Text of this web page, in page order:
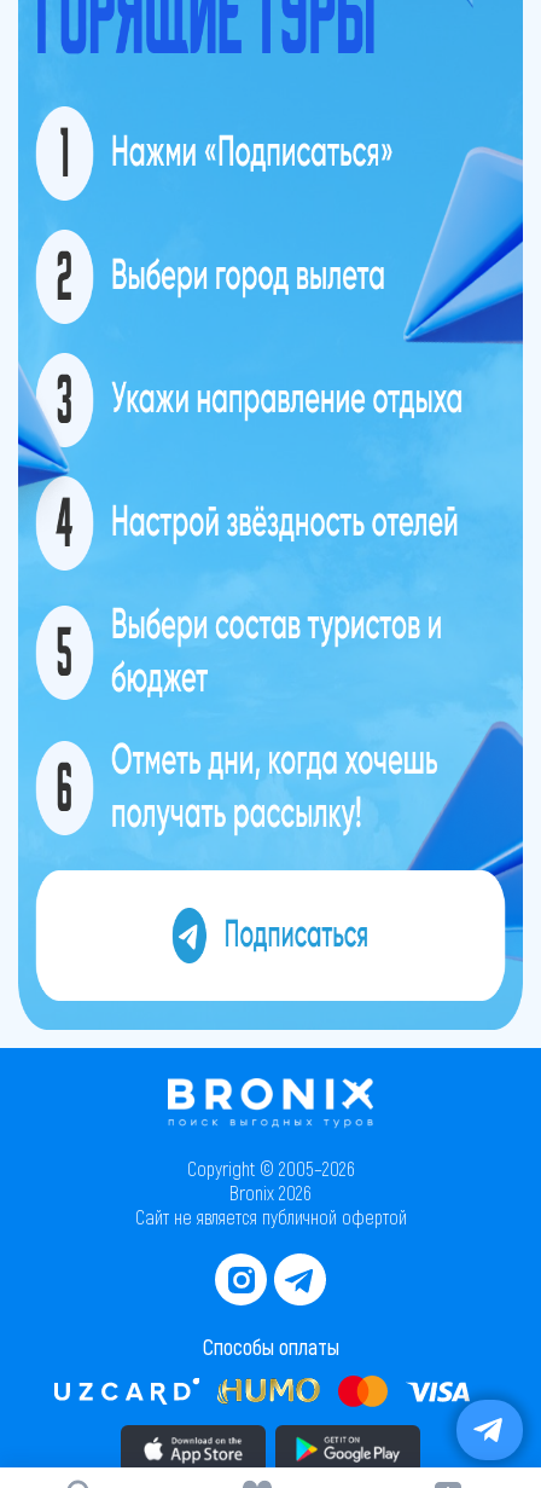
Copyright © 2005–2026
Bronix 2026
Сайт не является публичной офертой
Способы оплаты
Скачать приложение в AppStore Скачать приложение в PlayMarket